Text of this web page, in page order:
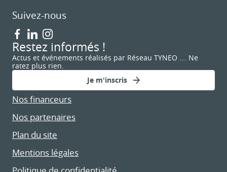
Suivez-nous
Restez informés !
Actus et événements réalisés par Réseau TYNEO … Ne
ratez plus rien.
Je m'inscris
Nos financeurs
Nos partenaires
Plan du site
Mentions légales